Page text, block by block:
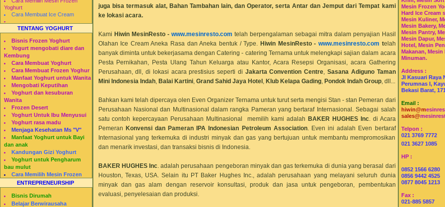
Yoghurt
Cara Membuat Ice Cream
TENTANG YOGHURT
Bisnis Frozen Yoghurt
Yogurt mengobati diare dan
Kembung
Cara Membuat Yoghurt
Cara Membuat Frozen Yoghur
Manfaat Yoghurt untuk Wanita
Mengobati Keputihan
Yoghurt dan kesuburan
Wanita
Frozen Desert
Yoghurt Untuk Ibu Menyusui
Yoghurt rasa madu
Menjaga Kesehatan Ms "V"
Manfaat Yoghurt untuk Bayi
dan anak
Kandungan Gizi Yoghurt
Yoghurt untuk Pengharum
bau mulut
Cara Memilih Mesin Frozen
Yogurt
Restomesin
ENTREPRENEURSHIP
Bisnis Dirumah
Belajar Berwirausaha
juga bisa termasuk alat, Bahan Tambahan lain, dan Operator, serta Antar dan Jemput dari Tempat kami
ke lokasi acara.
Kami Hiwin MesinResto- www.mesinresto.com telah berpengalaman sebagai mitra dalam penyajian Hasil
Olahan Ice Cream Aneka Rasa dan Aneka bentuk / Type. Hiwin MesinResto- www.mesinresto.com telah
banyak diminta untuk bekerjasama dengan Catering - catering Ternama untuk melengkapi sajian dalam acara
Pesta Pernikahan, Pesta Ulang Tahun Keluarga atau Kantor, Acara Resepsi Organisasi, acara Gathering
Perusahaan, dll, di lokasi acara prestisius seperti di Jakarta Convention Centre Sasana Adiguno Taman
Mini Indonesia Indah, Balai Kartini, Grand Sahid Jaya Hotel, Klub Kelapa Gading, Pondok Indah Group, dll...
Bahkan kami telah dipercaya olen Even Organizer Ternama untuk turut serta mengisi Stan - stan Pemeran dari
Perusahaan Nasional dan Multinasional dalam rangka Pameran yang bertaraf Internasional. Sebagai salah
satu contoh kepercayaan Perusahaan Multinasional memilih kami adalah BAKER HUGHES Inc. di Acara
Pemeran Konvensi dan Pameran IPAIndonesian Petroleum Association. Even ini adalah Even bertaraf
Internasional yang terkemuka di industri minyak dan gas yang bertujuan untuk membantu mempromosikan
dan menarik investasi, dan transaksi bisnis di Indonesia.
BAKER HUGHES Inc. adalah perusahaan pengeboran minyak dan gas terkemuka di dunia yang berasal dari
Houston, Texas, USA. Selain itu PT Baker Hughes Inc., adalah perusahaan yang melayani seluruh dunia
minyak dan gas alam dengan reservoir konsultasi, produk dan jasa untuk pengeboran, pembentukan
evaluasi, penyelesaian dan produksi.
Mesin Frozen
Hard Ice Cream
Mesin Kuliner,
Mesin Bakery,
Mesin Pantry,
Mesin Dapur,
Hotel, Mesin
Makanan, Mesin
Minuman.
Address :
Jl Kasuari Raya
Perumnas I,
Bekasi Barat,
Email :
hiwin@m
sales@
Telpon :
021 3769 7772
021 3627 1085
HP :
0852 1566 6280
0856 9442 4525
0877 8045 1213
Fax :
021-885 5857